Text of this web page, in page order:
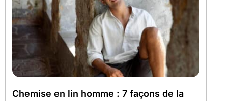
Chemise en lin homme : 7 façons de la